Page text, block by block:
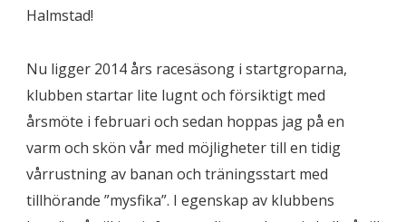
Halmstad!
Nu ligger 2014 års racesäsong i startgroparna,
klubben startar lite lugnt och försiktigt med
årsmöte i februari och sedan hoppas jag på en
varm och skön vår med möjligheter till en tidig
vårrustning av banan och träningsstart med
tillhörande ”mysfika”. I egenskap av klubbens